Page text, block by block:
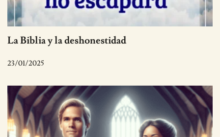
La Biblia y la deshonestidad
23/01/2025